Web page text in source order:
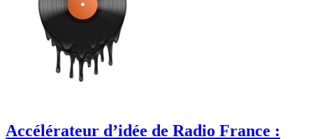
Accélérateur d’idée de Radio France :